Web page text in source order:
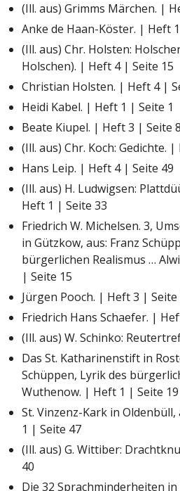
(Ill. aus) Grimms Märchen. |
Anke de Haan-Köster. | Heft
(Ill. aus) Chr. Holsten:
Holschen). | Heft 4 | Seite 15
Christian Holsten. | Heft 4 |
Heidi Kabel. | Heft 1 | Seite 1
Beate Kiupel. | Heft 3 | Seite
(Ill. aus) Chr. Koch: Gedichte.
Hans Leip. | Heft 4 | Seite 49
(Ill. aus) H. Ludwigsen:
Heft 1 | Seite 33
Friedrich W. Michelsen. 3,
in Gützkow, aus: Franz
bürgerlichen Realismus …
| Seite 15
Jürgen Pooch. | Heft 3 | Seite
Friedrich Hans Schaefer. |
(Ill. aus) W. Schinko:
Das St. Katharinenstift in
Schüppen, Lyrik des
Wuthenow. | Heft 1 | Seite 19
St. Vinzenz-Kark in
1 | Seite 47
(Ill. aus) G. Wittiber:
40
Die 32 Sprachminderheiten in